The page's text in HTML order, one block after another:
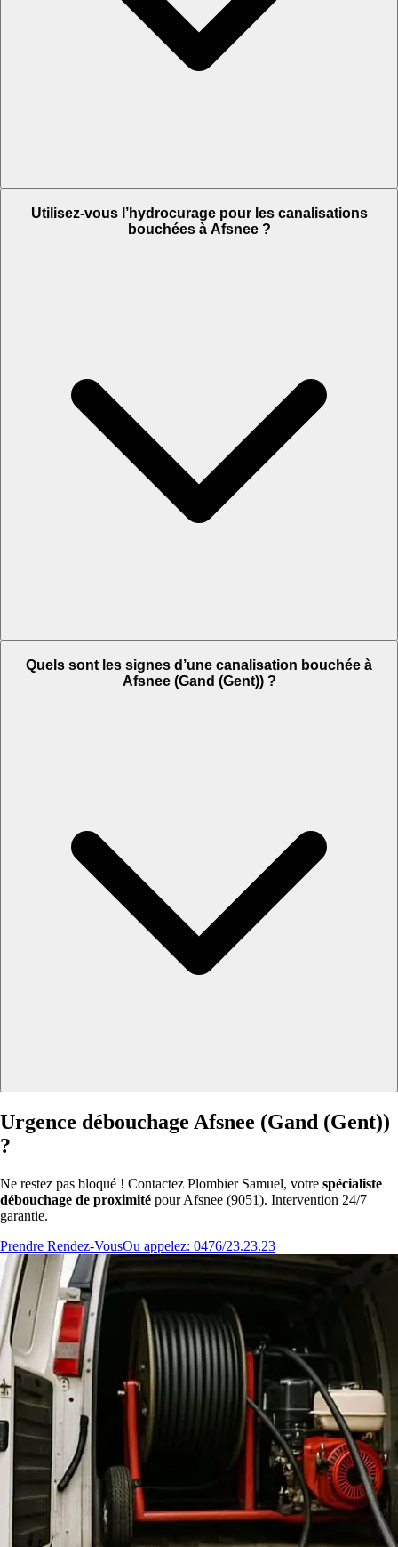
Utilisez-vous l’hydrocurage pour les canalisations
bouchées à Afsnee ?
Quels sont les signes d’une canalisation bouchée à
Afsnee (Gand (Gent)) ?
Urgence débouchage Afsnee (Gand (Gent))
?
Ne restez pas bloqué ! Contactez Plombier Samuel, votre spécialiste
débouchage de proximité pour Afsnee (9051). Intervention 24/7
garantie.
Prendre Rendez-VousOu appelez: 0476/23.23.23